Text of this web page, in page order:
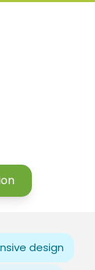
design